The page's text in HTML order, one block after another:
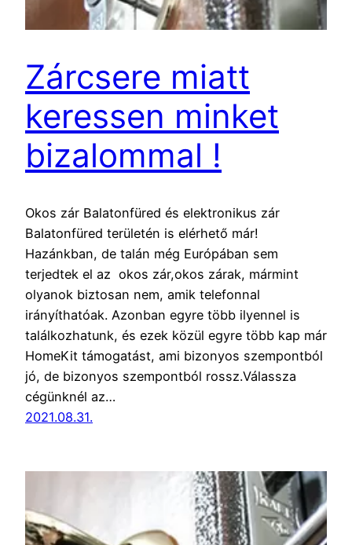
Zárcsere miatt
keressen minket
bizalommal !
Okos zár Balatonfüred és elektronikus zár
Balatonfüred területén is elérhető már!
Hazánkban, de talán még Európában sem
terjedtek el az okos zár,okos zárak, mármint
olyanok biztosan nem, amik telefonnal
irányíthatóak. Azonban egyre több ilyennel is
találkozhatunk, és ezek közül egyre több kap már
HomeKit támogatást, ami bizonyos szempontból
jó, de bizonyos szempontból rossz.Válassza
cégünknél az…
2021.08.31.